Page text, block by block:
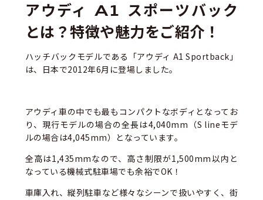
アウディ A1 スポーツバック
とは？特徴や魅力をご紹介！
ハッチバックモデルである「アウディ A1 Sportback」
は、日本で2012年6月に登場しました。
アウディ車の中でも最もコンパクトなボディとなってお
り、現行モデルの場合の全長は4,040mm（S lineモデ
ルの場合は4,045mm）となっています。
全高は1,435mmなので、高さ制限が1,500mm以内と
なっている機械式駐車場でも余裕でOK！
車庫入れ、縦列駐車など様々なシーンで扱いやすく、街